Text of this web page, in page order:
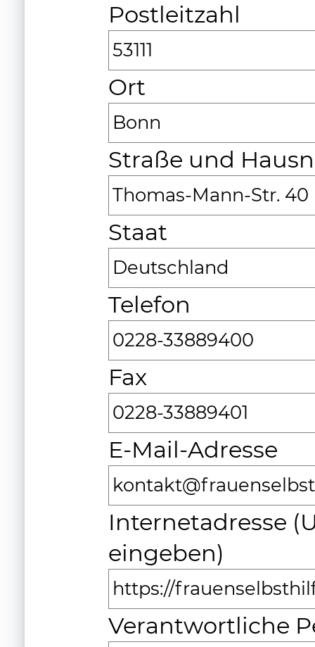
Postleitzahl
53111
Ort
Bonn
Straße und
Thomas-Mann-Str. 40
Staat
Deutschland
Telefon
0228-33889400
Fax
0228-33889401
E-Mail-Adresse
Internetadresse
eingeben)
https://
Verantwortliche